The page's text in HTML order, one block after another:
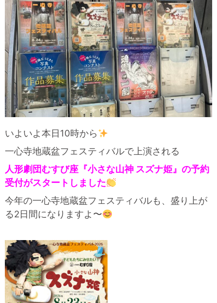
いよいよ本日10時から
一心寺地蔵盆フェスティバルで上演される
人形劇団むすび座『小さな山神 スズナ姫』の予約
受付がスタートしました
今年の一心寺地蔵盆フェスティバルも、盛り上が
る2日間になりますよ〜